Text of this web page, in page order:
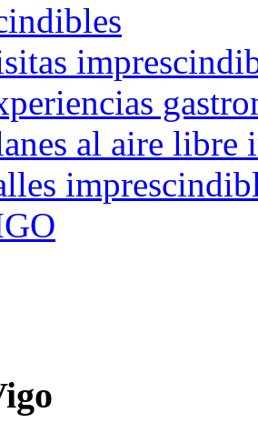
al aire libre